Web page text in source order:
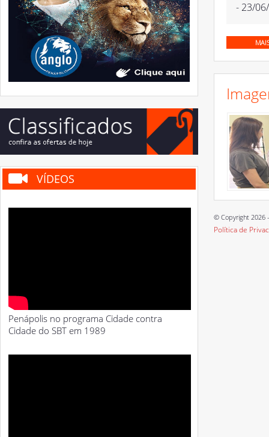
VÍDEOS
Penápolis no programa Cidade contra
Cidade do SBT em 1989
- 23/
© Copyright 2026
Política de